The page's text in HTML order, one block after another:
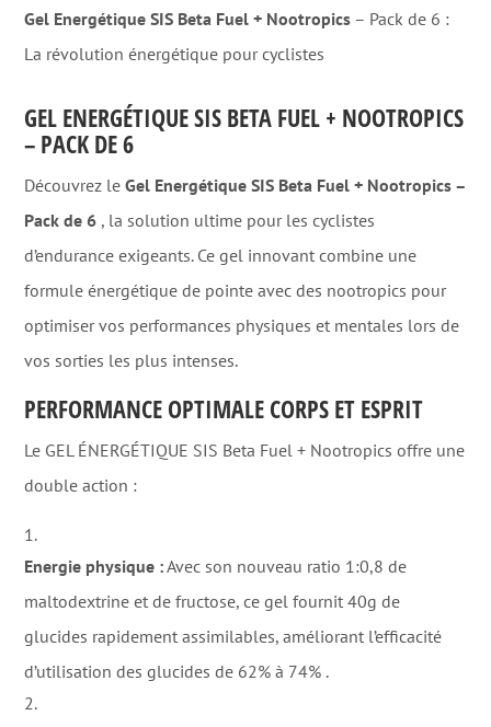
Gel Energétique SIS Beta Fuel + Nootropics – Pack de 6 :
La révolution énergétique pour cyclistes
GEL ENERGÉTIQUE SIS BETA FUEL + NOOTROPICS
– PACK DE 6
Découvrez leGel Energétique SIS Beta Fuel + Nootropics –
Pack de 6 , la solution ultime pour les cyclistes
d’endurance exigeants. Ce gel innovant combine une
formule énergétique de pointe avec des nootropics pour
optimiser vos performances physiques et mentales lors de
vos sorties les plus intenses.
PERFORMANCE OPTIMALE CORPS ET ESPRIT
Le GEL ÉNERGÉTIQUE SIS Beta Fuel + Nootropics offre une
double action :
Energie physique :Avec son nouveau ratio 1:0,8 de
maltodextrine et de fructose, ce gel fournit 40g de
glucides rapidement assimilables, améliorant l’efficacité
d’utilisation des glucides de 62% à 74% .